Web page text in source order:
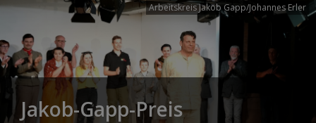
Arbeitskreis Jakob Gapp/Johannes Erler
Jakob-Gapp-Preis